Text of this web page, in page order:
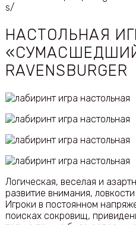
s/
НАСТОЛЬНАЯ
RAVENSBURGER
Логическая, веселая и
развитие внимания,
Игроки в постоянном
поисках сокровищ,